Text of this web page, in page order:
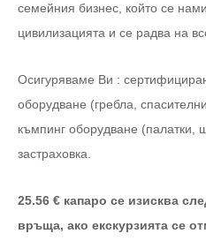
семейния бизнес, който се
цивилизацията и се радва на
Осигуряваме Ви :
оборудване (гребла,
къмпинг оборудване (палатки,
застраховка.
25.56 € капаро се изисква
връща, ако екскурзията се